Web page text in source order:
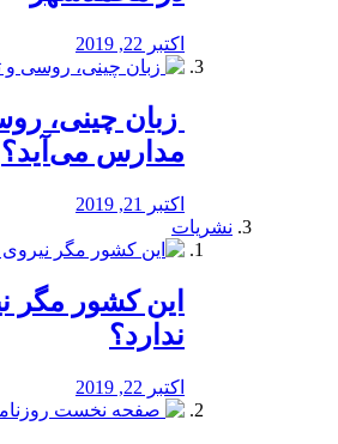
اکتبر 22, 2019
زبان چینی،
مدارس می‌آید؟
اکتبر 21, 2019
نشریات
این کشور مگر
ندارد؟
اکتبر 22, 2019